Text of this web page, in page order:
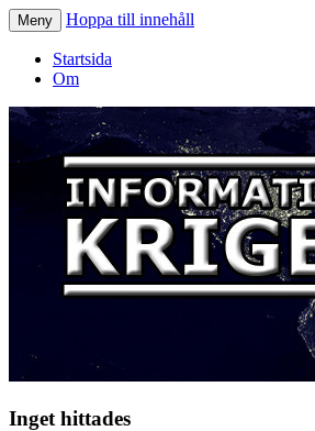
Informationskriget.se
Meny Hoppa till innehåll
Startsida
Om
Inget hittades